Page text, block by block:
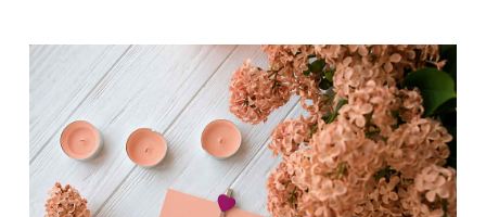
Minha Conta
AGENDAMENTO